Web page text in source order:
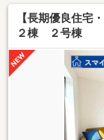
【長期優良住宅
２棟 ２号棟